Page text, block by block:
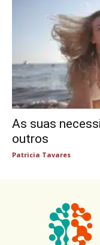
As suas
outros
Patricia Tavares